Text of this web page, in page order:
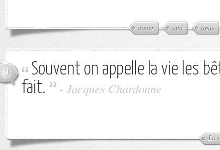
aimer ami amis
0
Souvent on appelle la vie les
fait.
- Jacques Chardonne
La